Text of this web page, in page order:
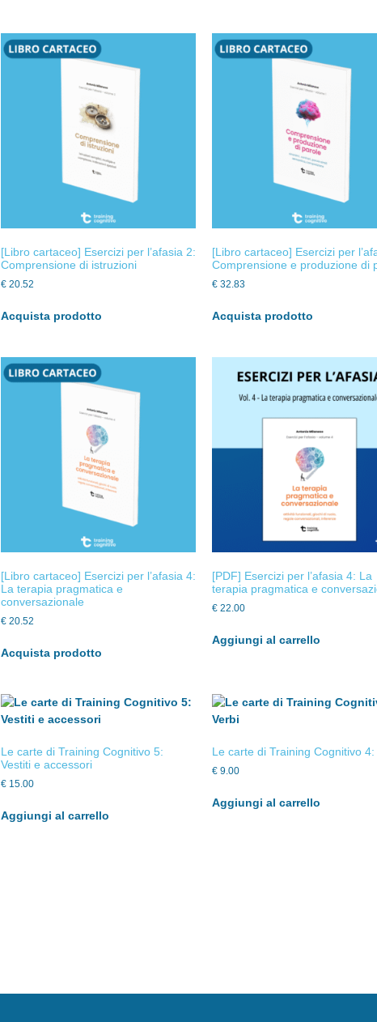
[Libro cartaceo] Esercizi per l’afasia 2:
Comprensione di istruzioni
€ 20.52
Acquista prodotto
[Libro cartaceo] Esercizi per
Comprensione e produzione di
€ 32.83
Acquista prodotto
[Libro cartaceo] Esercizi per l’afasia 4:
La terapia pragmatica e
conversazionale
€ 20.52
Acquista prodotto
[PDF] Esercizi per l’afasia 4: La
terapia pragmatica e
€ 22.00
Aggiungi al carrello
Le carte di Training Cognitivo 5:
Vestiti e accessori
€ 15.00
Aggiungi al carrello
Le carte di Training Cognitivo 4:
€ 9.00
Aggiungi al carrello